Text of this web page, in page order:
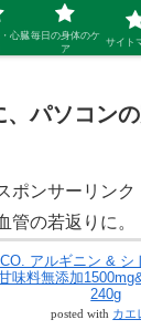
しい人生を開拓する
、パソコン
ポンサーリンク
管の若返りに。
アルギニン & シ
味料無添加
240g
posted with カエ
心臓毎日の身体のケ
ア
サイト